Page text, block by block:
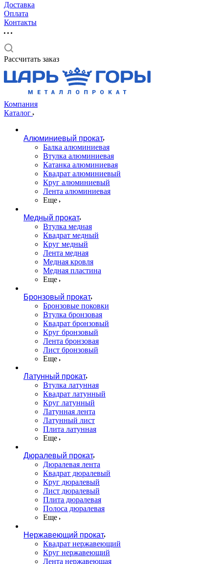
Доставка
Оплата
Контакты
Рассчитать заказ
Компания
Каталог
Алюминиевый прокат
Балка алюминиевая
Втулка алюминиевая
Катанка алюминиевая
Квадрат алюминиевый
Круг алюминиевый
Лента алюминиевая
Еще
Медный прокат
Втулка медная
Квадрат медный
Круг медный
Лента медная
Медная кровля
Медная пластина
Еще
Бронзовый прокат
Бронзовые поковки
Втулка бронзовая
Квадрат бронзовый
Круг бронзовый
Лента бронзовая
Лист бронзовый
Еще
Латунный прокат
Втулка латунная
Квадрат латунный
Круг латунный
Латунная лента
Латунный лист
Плита латунная
Еще
Дюралевый прокат
Дюралевая лента
Квадрат дюралевый
Круг дюралевый
Лист дюралевый
Плита дюралевая
Полоса дюралевая
Еще
Нержавеющий прокат
Квадрат нержавеющий
Круг нержавеющий
Лента нержавеющая